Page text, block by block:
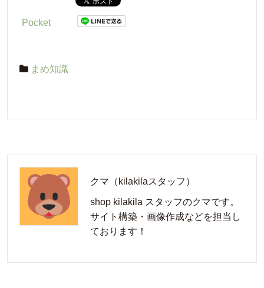
Pocket
まめ知識
クマ（kilakilaスタッフ）
shop kilakila スタッフのクマです。
サイト構築・画像作成などを担当し
ております！